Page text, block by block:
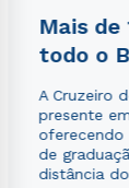
Mais de
todo o
A Cruzeiro
presente
oferecendo
de
distância